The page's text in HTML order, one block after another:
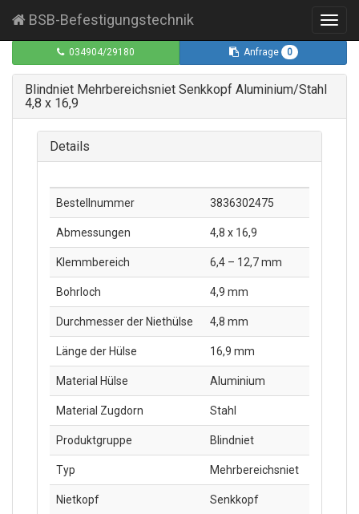
BSB-Befestigungstechnik
Blindniet Mehrbereichsniet Senkkopf Aluminium/Stahl
4,8 x 16,9
Details
Bestellnummer 3836302475
Abmessungen 4,8 x 16,9
Klemmbereich 6,4 – 12,7 mm
Bohrloch 4,9 mm
Durchmesser der Niethülse 4,8 mm
Länge der Hülse 16,9 mm
Material Hülse Aluminium
Material Zugdorn Stahl
Produktgruppe Blindniet
Typ Mehrbereichsniet
Nietkopf Senkkopf
034904/29180 Anfrage 0